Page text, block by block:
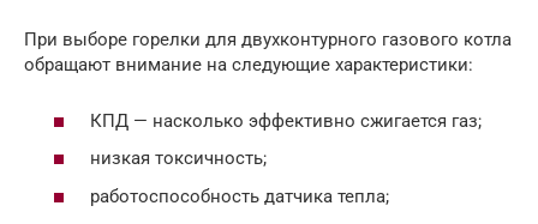
При выборе горелки для двухконтурного газового котла
обращают внимание на следующие характеристики:
КПД — насколько эффективно сжигается газ;
низкая токсичность;
работоспособность датчика тепла;